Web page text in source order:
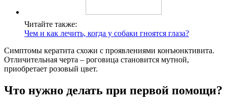
Читайте также:
Чем и как лечить, когда у собаки гноятся глаза?
Симптомы кератита схожи с проявлениями конъюнктивита.
Отличительная черта – роговица становится мутной,
приобретает розовый цвет.
Что нужно делать при первой помощи?